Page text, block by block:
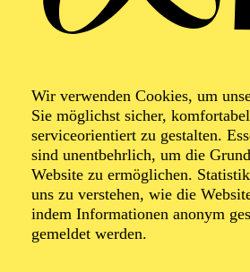
Wir verwenden Cookies, um
Sie möglichst sicher,
serviceorientiert zu gestalten.
sind unentbehrlich, um die
Website zu ermöglichen.
uns zu verstehen, wie die
indem Informationen anonym
gemeldet werden.
CLOWNS
Lachst
oder